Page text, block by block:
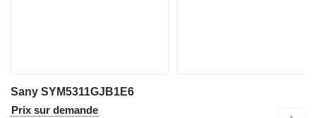
Sany SYM5311GJB1E6
Prix sur demande